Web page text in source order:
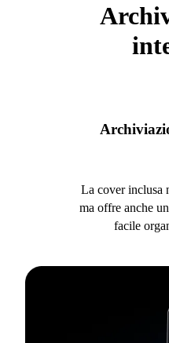
La cover inclusa
ma offre anche
facile